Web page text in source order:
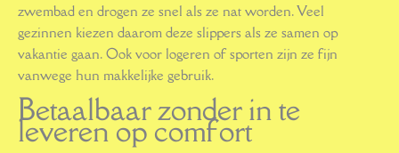
zwembad en drogen ze snel als ze nat worden. Veel
gezinnen kiezen daarom deze slippers als ze samen op
vakantie gaan. Ook voor logeren of sporten zijn ze fijn
vanwege hun makkelijke gebruik.
Betaalbaar zonder in te
leveren op comfort